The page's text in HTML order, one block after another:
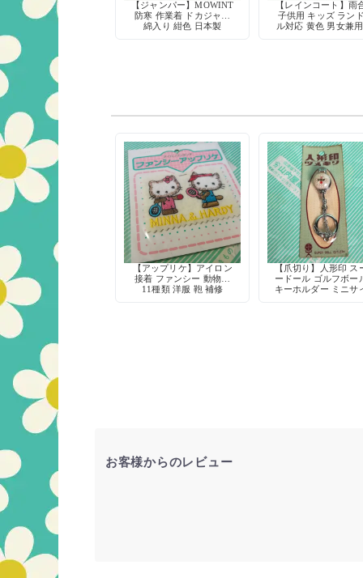
【ジャンパー】MOWINT
防寒 作業着 ドカジャン
綿入り 紺色 日本製
【レインコート】雨
子供用 キッズ ラン
ル対応 黄色 男女兼
【アップリケ】アイロン
接着 ファンシー 動物柄
11種類 洋服 鞄 補修
【爪切り】人形印 ス
ードール ゴルフボー
キーホルダー ミニサ
お客様からのレビュー